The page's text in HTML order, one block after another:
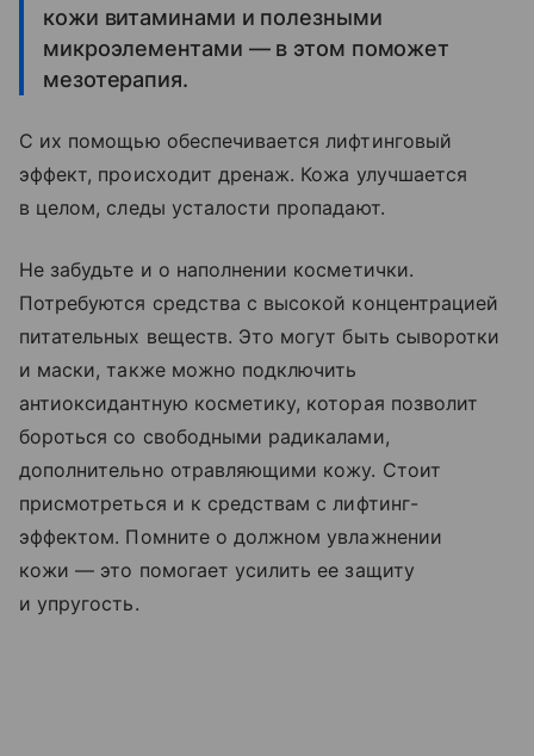
кожи витаминами и полезными
микроэлементами — в этом поможет
мезотерапия.
С их помощью обеспечивается лифтинговый
эффект, происходит дренаж. Кожа улучшается
в целом, следы усталости пропадают.
Не забудьте и о наполнении косметички.
Потребуются средства с высокой концентрацией
питательных веществ. Это могут быть сыворотки
и маски, также можно подключить
антиоксидантную косметику, которая позволит
бороться со свободными радикалами,
дополнительно отравляющими кожу. Стоит
присмотреться и к средствам с лифтинг-
эффектом. Помните о должном увлажнении
кожи — это помогает усилить ее защиту
и упругость.